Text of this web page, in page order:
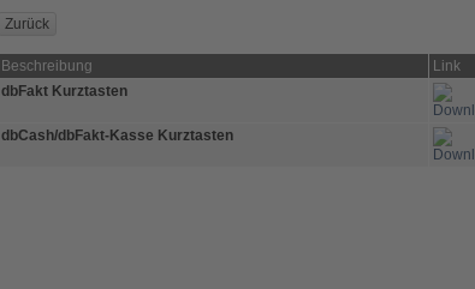
Beschreibung Link
dbFakt Kurztasten
dbCash/dbFakt-Kasse Kurztasten